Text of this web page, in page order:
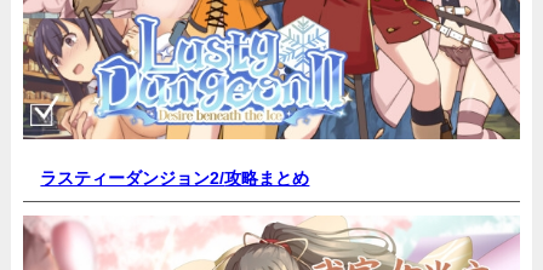
ラスティーダンジョン2/攻略まとめ